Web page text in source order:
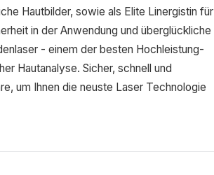
Hautbilder, sowie als Elite Linergistin für
in der Anwendung und überglückliche
- einem der besten Hochleistung-
Hautanalyse. Sicher, schnell und
um Ihnen die neuste Laser Technologie